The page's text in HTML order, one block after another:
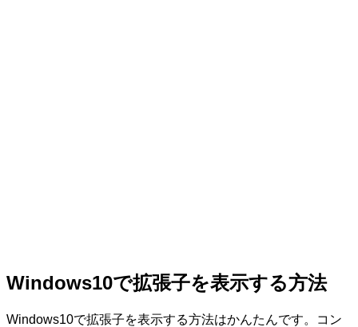
Windows10で拡張子を表示する方法
Windows10で拡張子を表示する方法はかんたんです。コン